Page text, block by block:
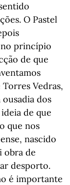
O Pastel
princípio
de que
Vedras,
ousadia dos
de que
que nos
nascido
obra de
desporto.
é importante